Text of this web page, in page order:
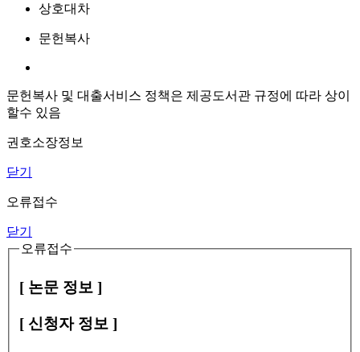
상호대차
문헌복사
문헌복사 및 대출서비스 정책은 제공도서관 규정에 따라 상이
할수 있음
권호소장정보
닫기
오류접수
닫기
오류접수
[ 논문 정보 ]
[ 신청자 정보 ]